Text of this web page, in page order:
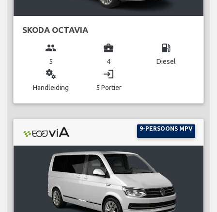
SKODA OCTAVIA
group
5
business_center
4
local_gas_station
Diesel
miscellaneous_services
Handleiding
login
5 Portier
9-PERSOONS MPV